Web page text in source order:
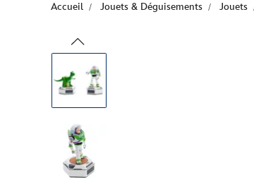
Accueil Jouets & Déguisements Jouets